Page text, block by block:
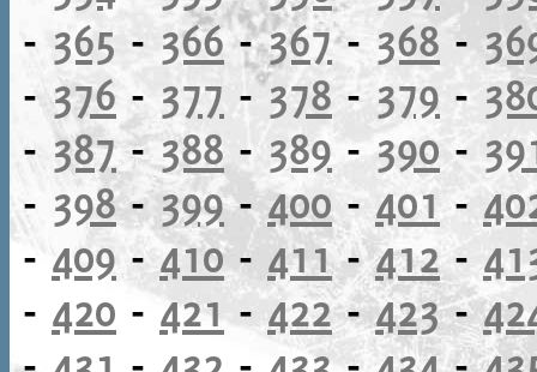
- 365 - 366-367- 368 -
-376 -377 -378 - 379 -
- 387-388 - 389-390 -
- 398-399-400 - 401 -
- 409 -410- 411-412-
- 420 -421-422-423-